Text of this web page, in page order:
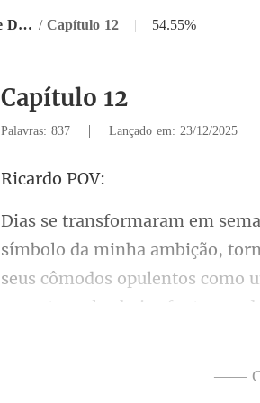
O Dia em que Meu Mundo se Despedaçou / Capítulo 12 | 54.55%
Capítulo 12
Palavras: 837 | Lançado em: 23/12/2025
rdo
seus cômodos opulentos como
——